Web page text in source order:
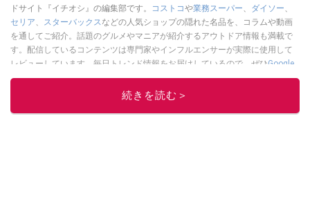
ドサイト『イチオシ』の編集部です。
コストコや業務スーパー ダイソー
セリア
スターバックス などの人気ショップの隠れた名品を、コラムや動画
を通してご紹介。話題のグルメやマニアが紹介するアウトドア情報も満載で
す。配信しているコンテンツは専門家やインフルエンサーが実際に使用して
レビューしています。毎日トレンド情報をお届けしているので、ぜひGoogle
ニュースでフォローしてください！
このイチオシストの他の記事を読む
続きを読む＞